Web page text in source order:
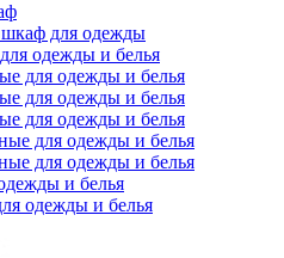
для одежды
одежды и белья
для одежды и белья
для одежды и белья
для одежды и белья
для одежды и белья
для одежды и белья
и белья
одежды и белья